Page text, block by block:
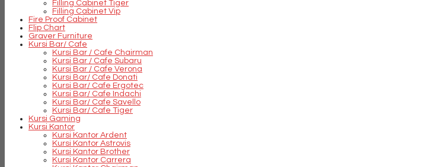
Filling Cabinet Tiger
Filling Cabinet Vip
Fire Proof Cabinet
Flip Chart
Graver Furniture
Kursi Bar/ Cafe
Kursi Bar / Cafe Chairman
Kursi Bar / Cafe Subaru
Kursi Bar / Cafe Verona
Kursi Bar/ Cafe Donati
Kursi Bar/ Cafe Ergotec
Kursi Bar/ Cafe Indachi
Kursi Bar/ Cafe Savello
Kursi Bar/ Cafe Tiger
Kursi Gaming
Kursi Kantor
Kursi Kantor Ardent
Kursi Kantor Astrovis
Kursi Kantor Brother
Kursi Kantor Carrera